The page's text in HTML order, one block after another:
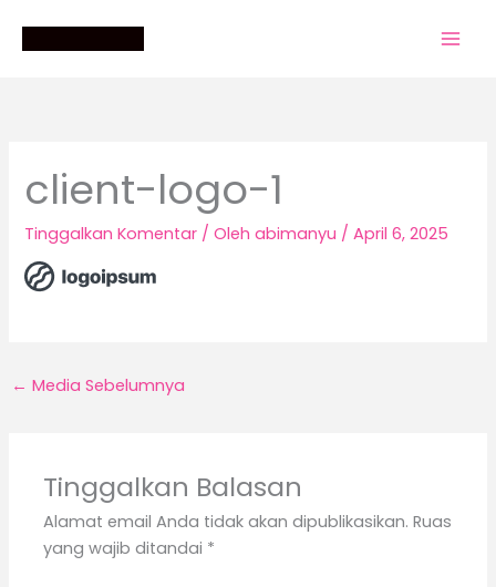
client-logo-1
Tinggalkan Komentar / Olehabimanyu /April 6, 2025
← Media Sebelumnya
Tinggalkan Balasan
Alamat email Anda tidak akan dipublikasikan. Ruas
yang wajib ditandai *